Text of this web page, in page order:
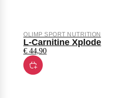
OLIMP SPORT NUTRITION
L-Carnitine Xplode
€ 44,90